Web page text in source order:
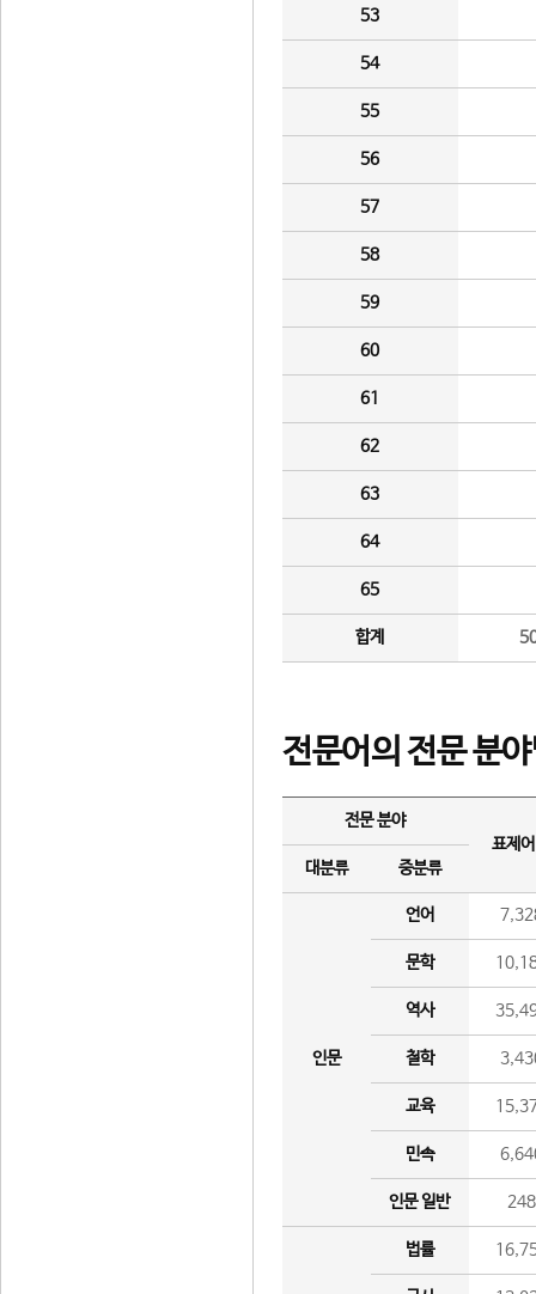
53
54
55
56
57
58
59
60
61
62
63
64
65
합계
전문어의 전문 분
전문 분야
표제
대분류
중분류
인문
언어
문학
역사
철학
교육
민속
인문 일반 248
법률